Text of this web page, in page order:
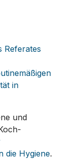
Referates
in
und
die Hygiene.